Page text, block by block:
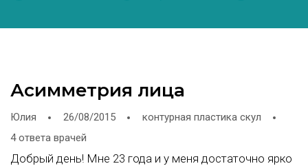
Асимметрия лица
Юлия 26/08/2015
контурная пластика скул
4 ответа врачей
Добрый день! Мне 23 года и у меня достаточно ярко